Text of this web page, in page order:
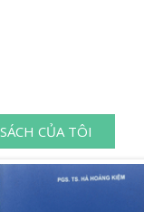
SÁCH CỦA TÔI